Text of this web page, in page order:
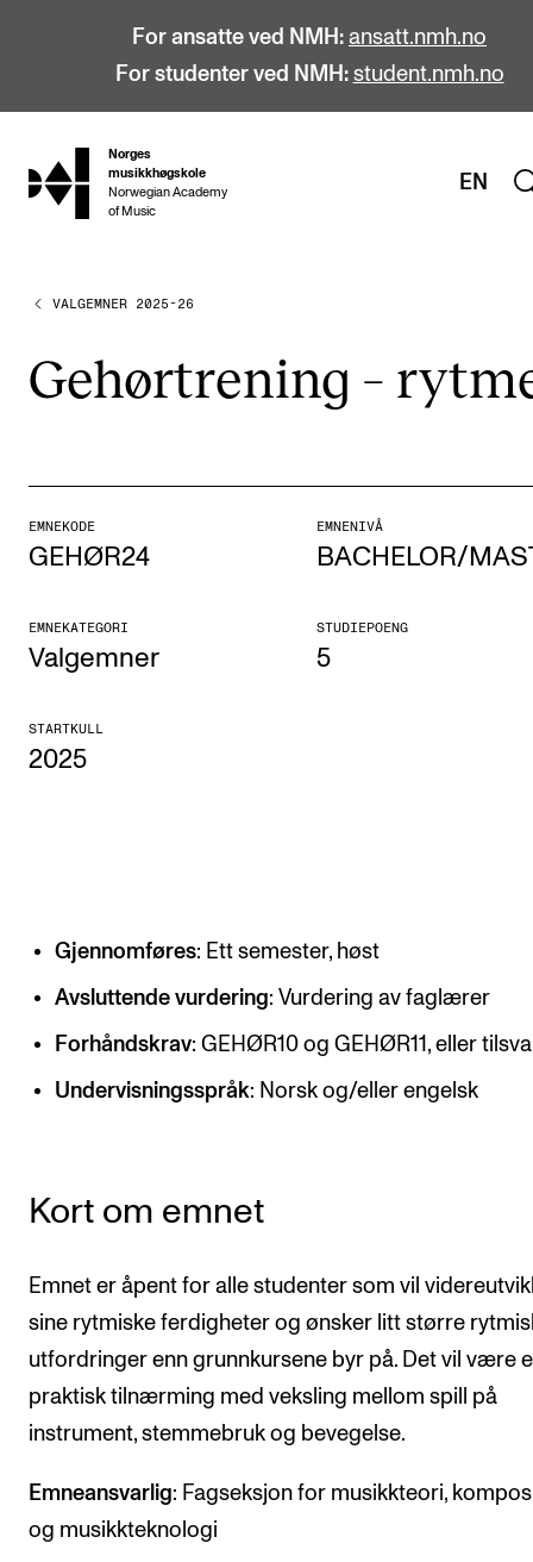
For ansatte ved NMH: ansatt.nmh.no
For studenter ved NMH: student.nmh.no
hjem
Norges
musikkhøgskole
Norwegian Academy
of Music
EN
STUDIER
Bachelor
Doktorgrad
Årsstudium og videreutdanning
Etterutdanning og kurs
Søknad og opptak
FORSKNING
CERM
CREMAH
Publikasjoner
INTERNASJONALT
Utveksling
Samarbeidsprosjekter
VALGEMNER 2025-26
Gehør­tre­ning –
EMNEKODE
GEHØR24
EMNENIVÅ
BACHELOR/
EMNEKATEGORI
Valgemner
STUDIEPOENG
5
STARTKULL
2025
Gjennomføres: Ett semester, høst
Avsluttende vurdering: Vurdering av faglærer
Forhåndskrav: GEHØR10 og GEHØR11, eller
Undervisningsspråk: Norsk og/eller engelsk
Kort om emnet
Emnet er åpent for alle studenter som vil
sine rytmiske ferdigheter og ønsker litt større
utfordringer enn grunnkursene byr på. Det vil være
praktisk tilnærming med veksling mellom spill på
instrument, stemmebruk og bevegelse.
Emneansvarlig: Fagseksjon for musikkteori,
og musikkteknologi